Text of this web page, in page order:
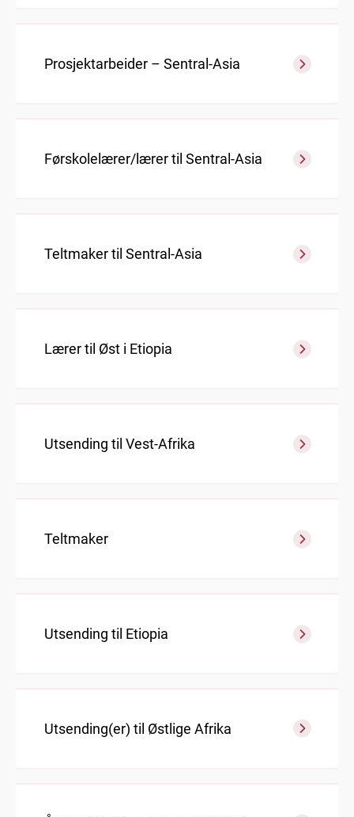
Prosjektarbeider – Sentral-Asia
Førskolelærer/lærer til Sentral-Asia
Teltmaker til Sentral-Asia
Lærer til Øst i Etiopia
Utsending til Vest-Afrika
Teltmaker
Utsending til Etiopia
Utsending(er) til Østlige Afrika